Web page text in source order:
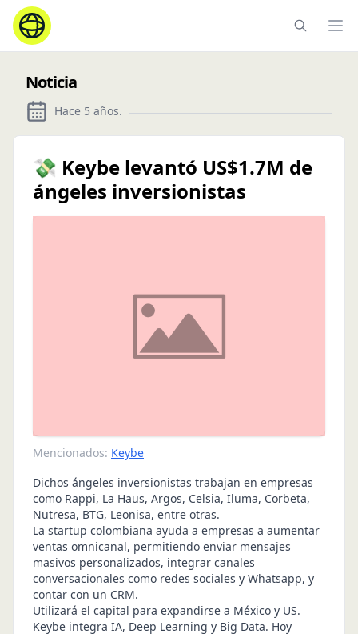
Noticia
Hace 5 años.
💸 Keybe levantó US$1.7M de
ángeles inversionistas
Mencionados: Keybe
Dichos ángeles inversionistas trabajan en empresas
como Rappi, La Haus, Argos, Celsia, Iluma, Corbeta,
Nutresa, BTG, Leonisa, entre otras.
La startup colombiana ayuda a empresas a aumentar
ventas omnicanal, permitiendo enviar mensajes
masivos personalizados, integrar canales
conversacionales como redes sociales y Whatsapp, y
contar con un CRM.
Utilizará el capital para expandirse a México y US.
Keybe integra IA, Deep Learning y Big Data. Hoy